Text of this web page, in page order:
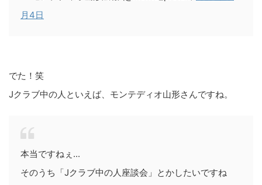
月4日
でた！笑
Jクラブ中の人といえば、モンテディオ山形さんですね。
本当ですねぇ...
そのうち「Jクラブ中の人座談会」とかしたいですね